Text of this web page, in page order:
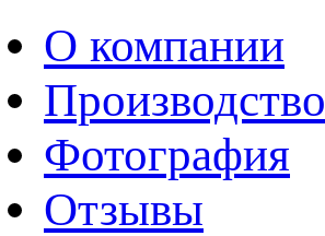
О компании
Производство
Фотография
Отзывы